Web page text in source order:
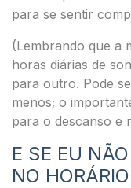
para se sentir
(Lembrando que a
horas diárias de
para outro. Pode
menos; o
para o descanso e
E SE EU
NO